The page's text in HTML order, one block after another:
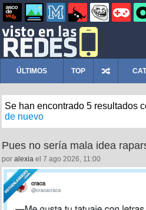
ÚLTIMOS TOP
Se han encontrado 5 resultados
de nuevo
Pues no sería mala idea
por alexia el 7 ago 2026, 11:00